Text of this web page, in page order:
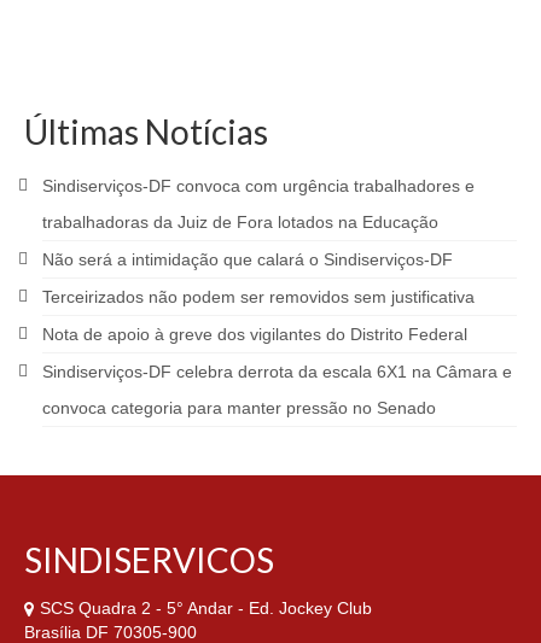
Últimas Notícias
Sindiserviços-DF convoca com urgência trabalhadores e
trabalhadoras da Juiz de Fora lotados na Educação
Não será a intimidação que calará o Sindiserviços-DF
Terceirizados não podem ser removidos sem justificativa
Nota de apoio à greve dos vigilantes do Distrito Federal
Sindiserviços-DF celebra derrota da escala 6X1 na Câmara e
convoca categoria para manter pressão no Senado
SINDISERVICOS
SCS Quadra 2 - 5° Andar - Ed. Jockey Club
Brasília DF 70305-900